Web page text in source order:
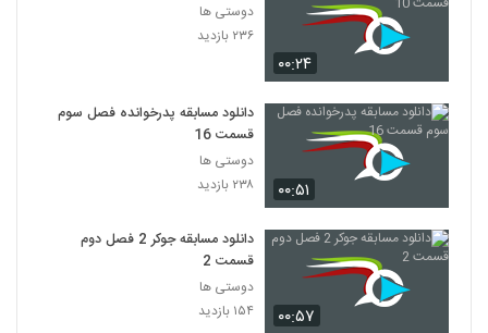
۰۰:۲۴
دوستی ها
۲۳۶ بازدید
۰۰:۵۱
دانلود مسابقه پدرخوانده فصل سوم
قسمت 16
دوستی ها
۲۳۸ بازدید
۰۰:۵۷
دانلود مسابقه جوکر 2 فصل دوم
قسمت 2
دوستی ها
۱۵۴ بازدید